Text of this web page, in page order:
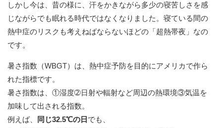
しかし今は、昔の様に、汗をかきながら多少の寝苦しさを感
じながらでも眠れる時代ではなくなりました。寝ている間の
熱中症のリスクも考えねばならないほどの「超熱帯夜」なの
です。
暑さ指数（WBGT）は、熱中症予防を目的にアメリカで作ら
れた指標です。
暑さ指数は、①湿度➁日射や輻射など周辺の熱環境③気温を
加味して出される指数。
例えば、
同じ32.5℃の日 でも、